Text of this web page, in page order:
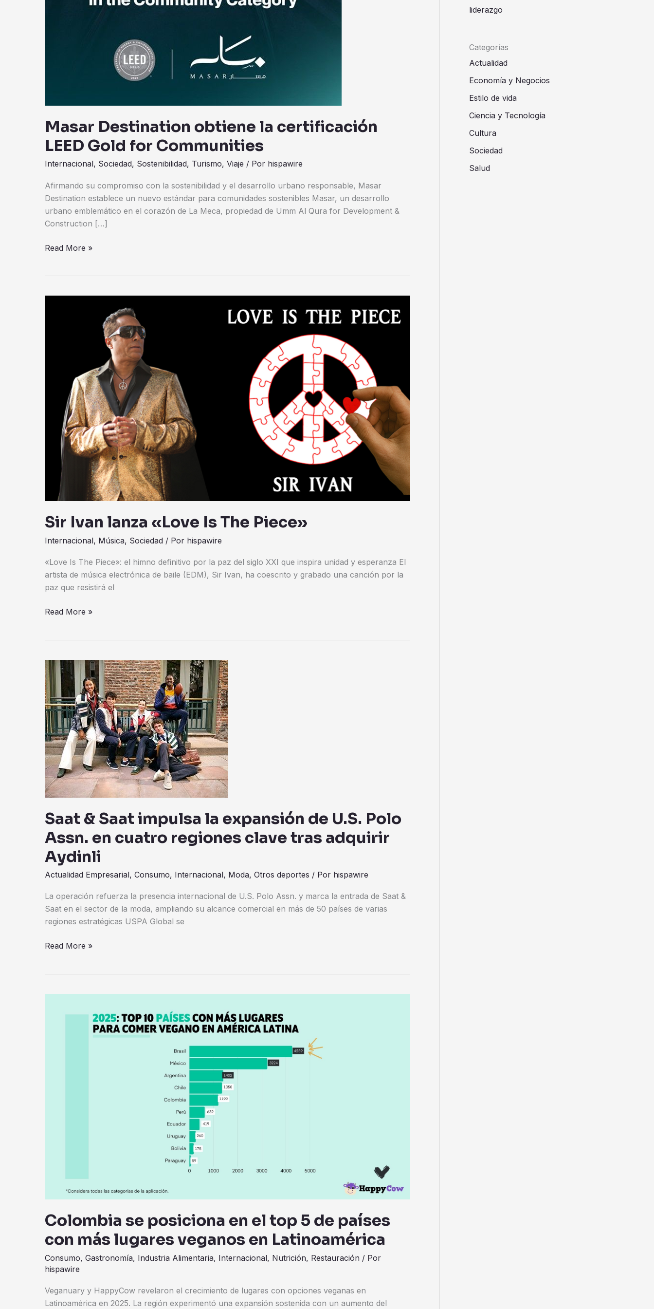
Masar Destination obtiene la certificación
LEED Gold for Communities
Internacional, Sociedad, Sostenibilidad, Turismo, Viaje / Por hispawire
Afirmando su compromiso con la sostenibilidad y el desarrollo urbano responsable, Masar
Destination establece un nuevo estándar para comunidades sostenibles Masar, un desarrollo
urbano emblemático en el corazón de La Meca, propiedad de Umm Al Qura for Development &
Construction […]
Read More »
Sir Ivan lanza «Love Is The Piece»
Internacional, Música, Sociedad / Por hispawire
«Love Is The Piece»: el himno definitivo por la paz del siglo XXI que inspira unidad y esperanza El
artista de música electrónica de baile (EDM), Sir Ivan, ha coescrito y grabado una canción por la
paz que resistirá el
Read More »
Saat & Saat impulsa la expansión de U.S. Polo
Assn. en cuatro regiones clave tras adquirir
Aydinli
Actualidad Empresarial, Consumo, Internacional, Moda, Otros deportes / Por hispawire
La operación refuerza la presencia internacional de U.S. Polo Assn. y marca la entrada de Saat &
Saat en el sector de la moda, ampliando su alcance comercial en más de 50 países de varias
regiones estratégicas USPA Global se
Saat
&
Saat
impulsa
la
expansión
de
U.S.
Polo
Assn.
en
regiones
clave
tras
adquirir
Aydinli
Read More »
Colombia se posiciona en el top 5 de países
con más lugares veganos en Latinoamérica
Consumo, Gastronomía, Industria Alimentaria, Internacional, Nutrición, Restauración / Por
hispawire
Veganuary y HappyCow revelaron el crecimiento de lugares con opciones veganas en
Latinoamérica en 2025. La región experimentó una expansión sostenida con un aumento del
Latinoamérica
liderazgo
Categorías
Actualidad
Economía y Negocios
Estilo de vida
Ciencia y Tecnología
Cultura
Sociedad
Salud